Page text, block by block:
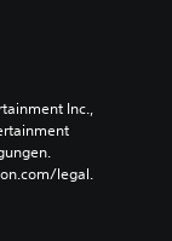
Inc.,
legal.